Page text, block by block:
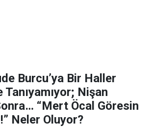
Burcu’ya Bir Haller
Tanıyamıyor; Nişan
“Mert Öcal Göresin
Neler Oluyor?